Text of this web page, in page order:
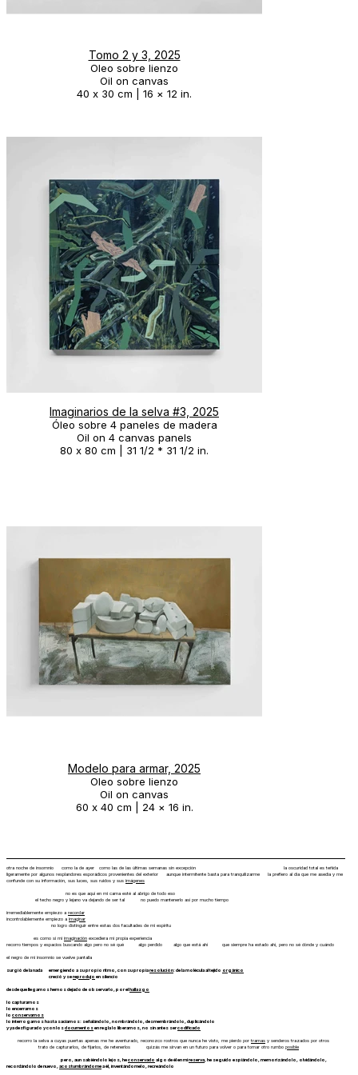
Tomo 2 y 3, 2025
Oleo sobre lienzo
Oil on canvas
40 x 30 cm | 16 × 12 in.
Imaginarios de la selva #3, 2025
Óleo sobre 4 paneles de madera
Oil on 4 canvas panels
80 x 80 cm | 31 1/2 * 31 1/2 in.
Modelo para armar, 2025
Oleo sobre lienzo
Oil on canvas
60 x 40 cm | 24 × 16 in.
otra noche de insomnio como la de ayer como las de las últimas semanas sin excepción la oscuridad total es teñida
ligeramente por algunos resplandores esporádicos provenientes del exterior aunque intermitente basta para tranquilizarme la prefiero al día que me asedia y me
confunde con su información, sus luces, sus ruidos y sus imágenes
no es que aquí en mi cama esté al abrigo de todo eso
el techo negro y lejano va dejando de ser tal no puedo mantenerlo así por mucho tiempo
irremediablemente empiezo a recordar
incontrolablemente empiezo a imaginar
no logro distinguir entre estas dos facultades de mi espíritu
es como si mi imaginación excediera mi propia experiencia
recorro tiempos y espacios buscando algo pero no sé qué algo perdido algo que está ahí que siempre ha estado ahí, pero no sé dónde y cuándo
el negro de mi insomnio se vuelve pantalla
surgió de la nada emergiendo a su propio ritmo, con su propiaresolución: de la molécula al tejido orgánico
creció y sereprodujo en silencio
desde que llegamos hemos dejado de observarlo, por elhallazgo
lo capturamos
lo encerramos
lo conservamos
lo interrogamos hasta saciarnos: señalándolo, nombrándolo, desmembrándolo, duplicándolo
y ya desfigurado y con losdocumentosen regla lo liberamos, no sin antes sercodificado
recorro la selva a cuyas puertas apenas me he aventurado, reconozco rostros que nunca he visto, me pierdo por tramas y senderos trazados por otros
trato de capturarlos, de fijarlos, de retenerlos quizás me sirvan en un futuro para volver o para tomar otro rumbo posible
pero, aun sabiéndolo lejos, heconservado algo de él en mireserva , he seguido espiándolo, memorizándolo, olvidándolo,
recordándolo de nuevo, acostumbrándomea él, inventándomelo, recreándolo